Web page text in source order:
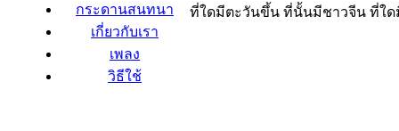
กระดานสนทนา
เกี่ยวกับเรา
เพลง
วิธีใช้
ที่ใดมีตะวันขึ้น ที่นั้นมีชาวจีน ที่ใดมี